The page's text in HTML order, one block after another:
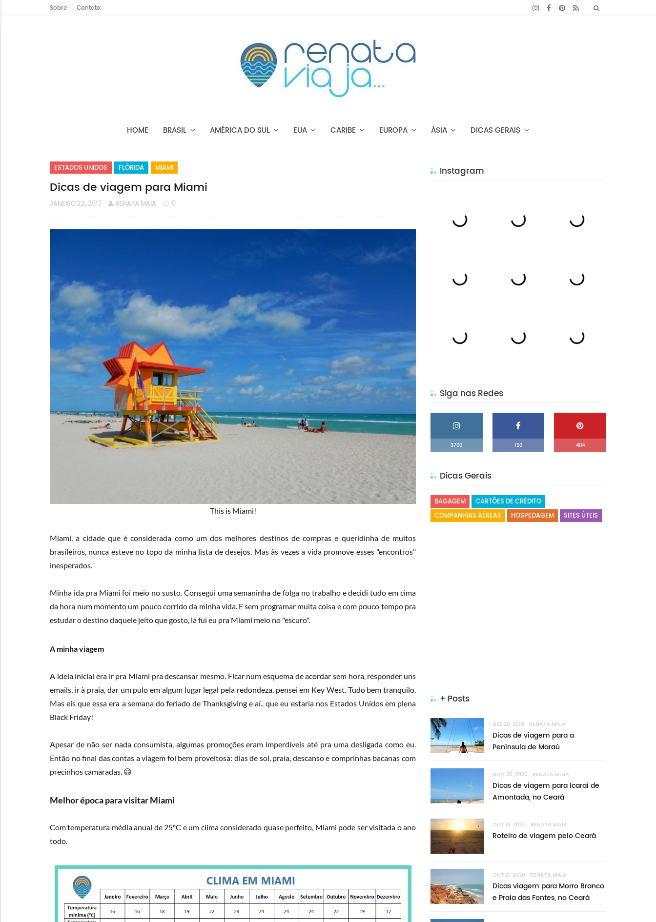
Sobre Contato
HOME BRASIL AMÉRICA DO SUL EUA CARIBE EUROPA ÁSIA DICAS GERAIS
ESTADOS UNIDOS FLÓRIDA MIAMI
Dicas de viagem para Miami
JANEIRO 22, 2017 RENATA MAIA 0
This is Miami!
Miami, a cidade que é considerada como um dos melhores destinos de compras e queridinha de muitos
brasileiros, nunca esteve no topo da minha lista de desejos. Mas às vezes a vida promove esses "encontros"
inesperados.
Minha ida pra Miami foi meio no susto. Consegui uma semaninha de folga no trabalho e decidi tudo em cima
da hora num momento um pouco corrido da minha vida. E sem programar muita coisa e com pouco tempo pra
estudar o destino daquele jeito que gosto, lá fui eu pra Miami meio no "escuro".
A minha viagem
A ideia inicial era ir pra Miami pra descansar mesmo. Ficar num esquema de acordar sem hora, responder uns
emails, ir à praia, dar um pulo em algum lugar legal pela redondeza, pensei em Key West. Tudo bem tranquilo.
Mas eis que essa era a semana do feriado de Thanksgiving e aí.. que eu estaria nos Estados Unidos em plena
Black Friday!
Apesar de não ser nada consumista, algumas promoções eram imperdíveis até pra uma desligada como eu.
Então no final das contas a viagem foi bem proveitosa: dias de sol, praia, descanso e comprinhas bacanas com
precinhos camaradas. 😄
Melhor época para visitar Miami
Com temperatura média anual de 25ºC e um clima considerado quase perfeito, Miami pode ser visitada o ano
todo.
Instagram
Siga nas Redes
3700 150 404
Dicas Gerais
BAGAGEM CARTÕES DE CRÉDITO
COMPANHIAS AÉREAS HOSPEDAGEM SITES ÚTEIS
+ Posts
DEZ 20, 2019 RENATA MAIA
Dicas de viagem para a
Península de Maraú
NOV 25, 2020 RENATA MAIA
Dicas de viagem para Icaraí de
Amontada, no Ceará
OUT 16, 2020 RENATA MAIA
Roteiro de viagem pelo Ceará
OUT 21, 2020 RENATA MAIA
Dicas viagem para Morro Branco
e Praia das Fontes, no Ceará